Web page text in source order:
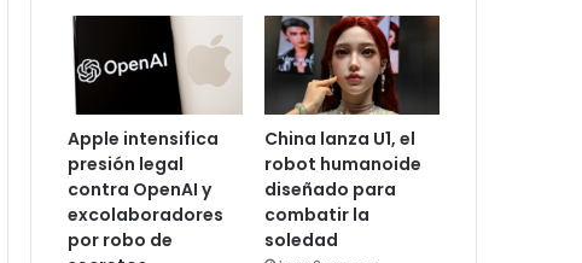
Apple intensifica
presión legal
contra OpenAI y
excolaboradores
por robo de
China lanza U1, el
robot humanoide
diseñado para
combatir la
soledad